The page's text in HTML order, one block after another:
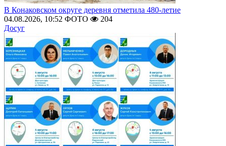
В Конаковском округе деревня отметила 480-летие
04.08.2026, 10:52 ФОТО
204
Досуг